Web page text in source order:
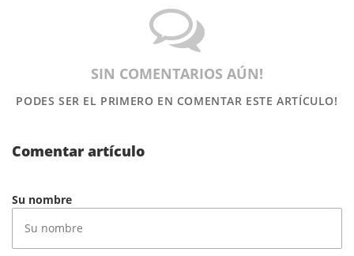
SIN COMENTARIOS AÚN!
PODES SER EL PRIMERO EN COMENTAR ESTE ARTÍCULO!
Comentar artículo
Su nombre